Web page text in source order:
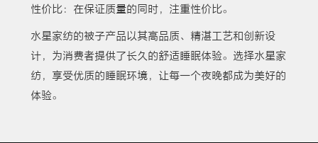
性价比：在保证质量的同时，注重性价比。
水星家纺的被子产品以其高品质、精湛工艺和创新设
计，为消费者提供了长久的舒适睡眠体验。选择水星家
纺，享受优质的睡眠环境，让每一个夜晚都成为美好的
体验。